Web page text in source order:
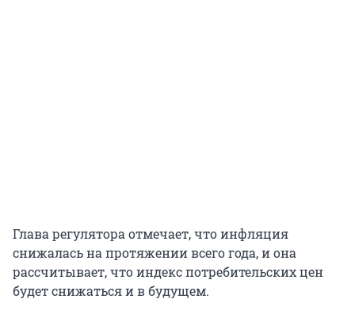
Глава регулятора отмечает, что инфляция
снижалась на протяжении всего года, и она
рассчитывает, что индекс потребительских цен
будет снижаться и в будущем.